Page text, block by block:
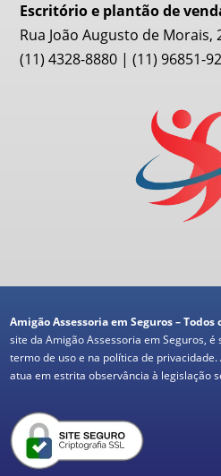
Escritório e plantão de
Rua João Augusto de Morais,
(11) 4328-8880 | (11) 96851-
Amigão Assessoria em Seguros –
site da Amigão Assessoria em Seguros,
termo de uso e na política de
atua em estrita observância à legislação